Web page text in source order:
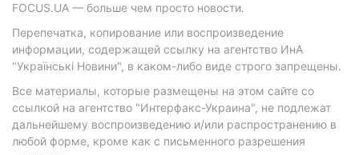
FOCUS.UA — больше чем просто новости.
Перепечатка, копирование или воспроизведение
информации, содержащей ссылку на агентство ИнА
"Українські Новини", в каком-либо виде строго запрещены.
Все материалы, которые размещены на этом сайте со
ссылкой на агентство "Интерфакс-Украина", не подлежат
дальнейшему воспроизведению и/или распространению в
любой форме, кроме как с письменного разрешения